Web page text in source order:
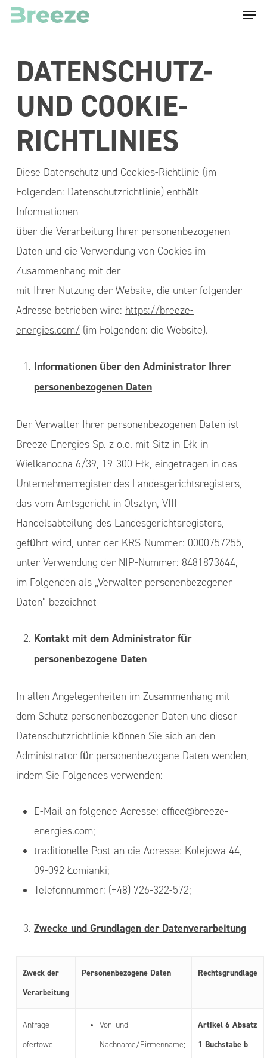
Skip
to
content
Menu
DATENSCHUTZ-
UND COOKIE-
RICHTLINIES
Diese Datenschutz und Cookies-Richtlinie (im
Folgenden: Datenschutzrichtlinie) enthält
Informationen
über die Verarbeitung Ihrer personenbezogenen
Daten und die Verwendung von Cookies im
Zusammenhang mit der
mit Ihrer Nutzung der Website, die unter folgender
Adresse betrieben wird: https://breeze-
energies.com/(im Folgenden: die Website).
Informationen über den Administrator Ihrer
personenbezogenen Daten
Der Verwalter Ihrer personenbezogenen Daten ist
Breeze Energies Sp. z o.o. mit Sitz in Ełk in
Wielkanocna 6/39, 19-300 Ełk, eingetragen in das
Unternehmerregister des Landesgerichtsregisters,
das vom Amtsgericht in Olsztyn, VIII
Handelsabteilung des Landesgerichtsregisters,
geführt wird, unter der KRS-Nummer: 0000757255,
unter Verwendung der NIP-Nummer: 8481873644,
im Folgenden als „Verwalter personenbezogener
Daten“ bezeichnet
Kontakt mit dem Administrator für
personenbezogene Daten
In allen Angelegenheiten im Zusammenhang mit
dem Schutz personenbezogener Daten und dieser
Datenschutzrichtlinie können Sie sich an den
Administrator für personenbezogene Daten wenden,
indem Sie Folgendes verwenden:
E-Mail an folgende Adresse: office@breeze-
energies.com;
traditionelle Post an die Adresse: Kolejowa 44,
09-092 Łomianki;
Telefonnummer: (+48) 726-322-572;
Zwecke und Grundlagen der Datenverarbeitung
Zweck der
Verarbeitung
Personenbezogene Daten Rechtsgrundlage
Anfrage
ofertowe
Vor- und
Nachname/Firmenname;
Artikel 6 Absatz
1 Buchstabe b